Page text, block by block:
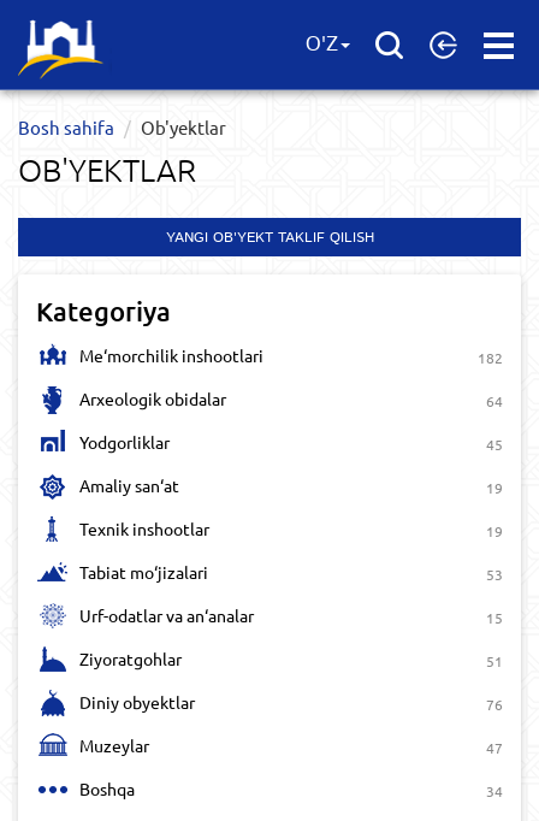
Open
O'Z
Bosh sahifa Ob'yektlar​
OB'YEKTLAR​
YANGI OB'YEKT TAKLIF QILISH
Kategoriya
Me‘morchilik inshootlari 182
Arxeologik obidalar 64
Yodgorliklar 45
Amaliy san‘at 19
Texnik inshootlar 19
Tabiat mo‘jizalari 53
Urf-odatlar va an‘analar 15
Ziyoratgohlar 51
Diniy obyektlar 76
Muzeylar 47
Boshqa 34